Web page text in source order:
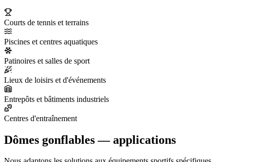
Courts de tennis et terrains
Piscines et centres aquatiques
Patinoires et salles de sport
Lieux de loisirs et d'événements
Entrepôts et bâtiments industriels
Centres d'entraînement
Dômes gonflables — applications